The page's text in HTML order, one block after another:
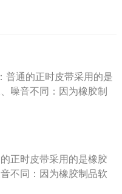
普通的正时皮带采用的是
噪音不同：因为橡胶制
此相比正时链条对噪音
“张紧器”有8~10万公里
条是连接发动机的曲轴
凸轮的运动，定时开启
动的正常运行。
正时皮带采用的是橡胶
不同：因为橡胶制品软
比正时链条对噪音有着